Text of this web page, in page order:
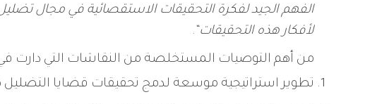
الفهم الجيد لفكرة التحقيقات الاستقصائية في مجال
لأفكار هذه التحقيقات“.
من أهم التوصيات المستخلصة من النقاشات التي دارت في
تطوير استراتيجية موسعة لدمج تحقيقات قضايا